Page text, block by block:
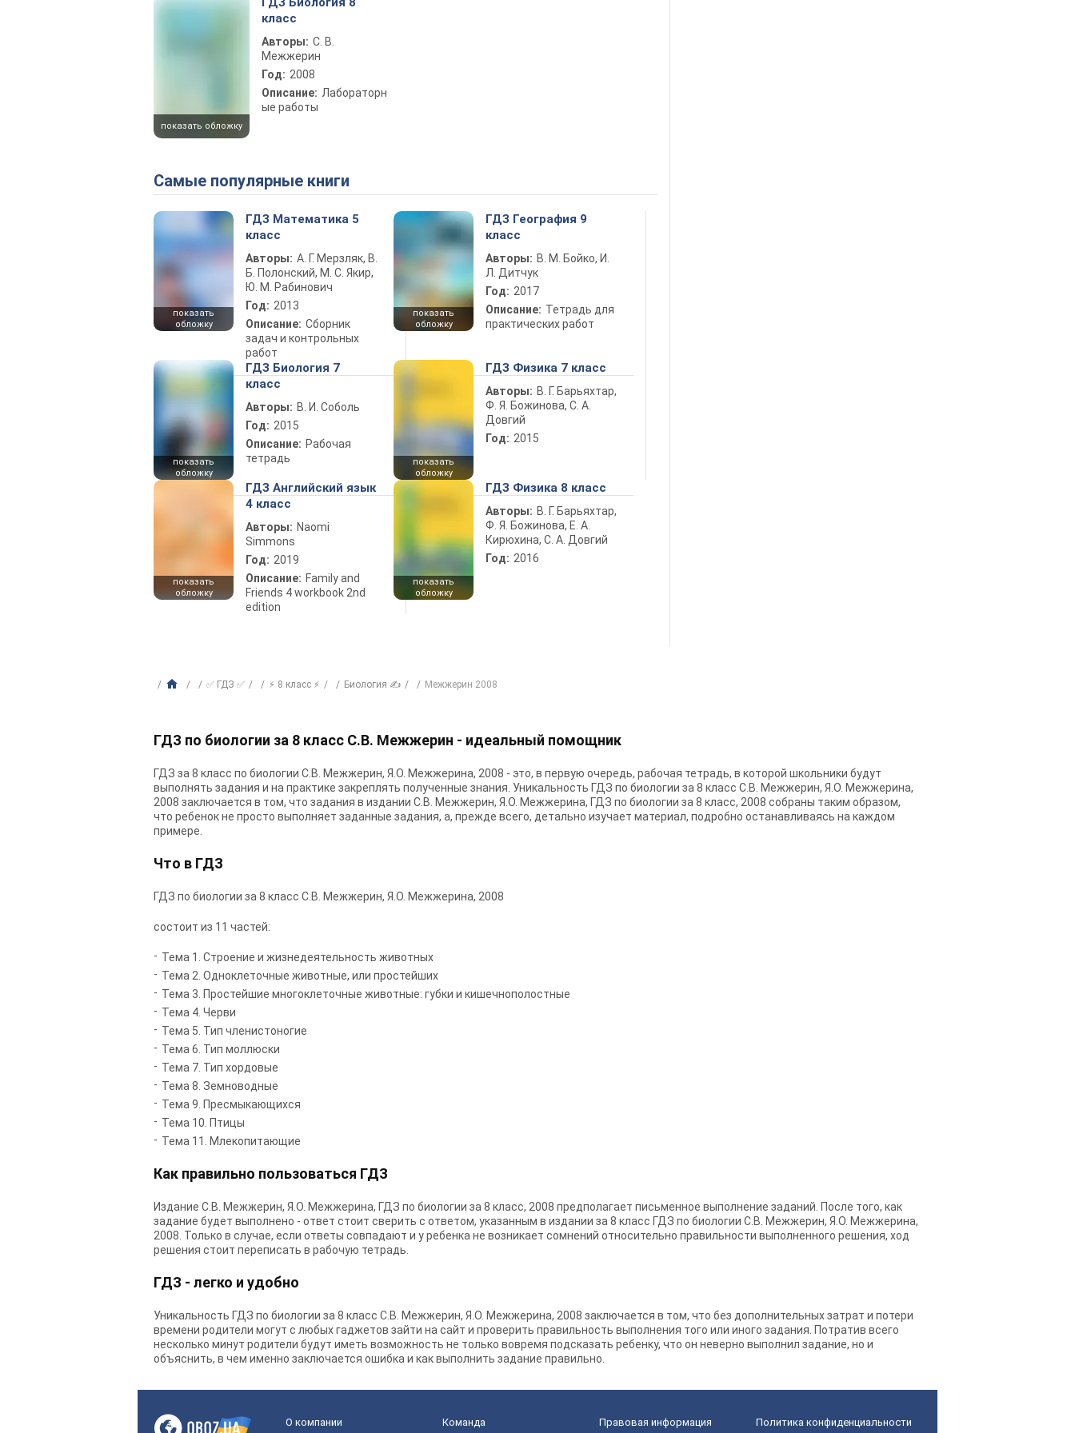
показать обложку
класс
Авторы: С. В.
Межжерин
Год: 2008
Описание: Лабораторн
ые работы
Самые популярные книги
показать
обложку
ГДЗ Математика 5
класс
Авторы: А. Г. Мерзляк, В.
Б. Полонский, М. С. Якир,
Ю. М. Рабинович
Год: 2013
Описание: Сборник
задач и контрольных
работ
показать
обложку
ГДЗ География 9
класс
Авторы: В. М. Бойко, И.
Л. Дитчук
Год: 2017
Описание: Тетрадь для
практических работ
показать
обложку
ГДЗ Биология 7
класс
Авторы: В. И. Соболь
Год: 2015
Описание: Рабочая
тетрадь
показать
обложку
ГДЗ Физика 7 класс
Авторы: В. Г. Барьяхтар,
Ф. Я. Божинова, С. А.
Довгий
Год: 2015
показать
обложку
ГДЗ Английский язык
4 класс
Авторы: Naomi
Simmons
Год: 2019
Описание: Family and
Friends 4 workbook 2nd
edition
показать
обложку
ГДЗ Физика 8 класс
Авторы: В. Г. Барьяхтар,
Ф. Я. Божинова, Е. А.
Кирюхина, С. А. Довгий
Год: 2016
✅ ГДЗ ✅ ⚡ 8 класс ⚡ Биология ✍ Межжерин 2008
ГДЗ по биологии за 8 класс С.В. Межжерин - идеальный помощник
ГДЗ за 8 класс по биологии С.В. Межжерин, Я.О. Межжерина, 2008 - это, в первую очередь, рабочая тетрадь, в которой школьники будут
выполнять задания и на практике закреплять полученные знания. Уникальность ГДЗ по биологии за 8 класс С.В. Межжерин, Я.О. Межжерина,
2008 заключается в том, что задания в издании С.В. Межжерин, Я.О. Межжерина, ГДЗ по биологии за 8 класс, 2008 собраны таким образом,
что ребенок не просто выполняет заданные задания, а, прежде всего, детально изучает материал, подробно останавливаясь на каждом
примере.
Что в ГДЗ
ГДЗ по биологии за 8 класс С.В. Межжерин, Я.О. Межжерина, 2008
состоит из 11 частей:
Тема 1. Строение и жизнедеятельность животных
Тема 2. Одноклеточные животные, или простейших
Тема 3. Простейшие многоклеточные животные: губки и кишечнополостные
Тема 4. Черви
Тема 5. Тип членистоногие
Тема 6. Тип моллюски
Тема 7. Тип хордовые
Тема 8. Земноводные
Тема 9. Пресмыкающихся
Тема 10. Птицы
Тема 11. Млекопитающие
Как правильно пользоваться ГДЗ
Издание С.В. Межжерин, Я.О. Межжерина, ГДЗ по биологии за 8 класс, 2008 предполагает письменное выполнение заданий. После того, как
задание будет выполнено - ответ стоит сверить с ответом, указанным в издании за 8 класс ГДЗ по биологии С.В. Межжерин, Я.О. Межжерина,
2008. Только в случае, если ответы совпадают и у ребенка не возникает сомнений относительно правильности выполненного решения, ход
решения стоит переписать в рабочую тетрадь.
ГДЗ - легко и удобно
Уникальность ГДЗ по биологии за 8 класс С.В. Межжерин, Я.О. Межжерина, 2008 заключается в том, что без дополнительных затрат и потери
времени родители могут с любых гаджетов зайти на сайт и проверить правильность выполнения того или иного задания. Потратив всего
несколько минут родители будут иметь возможность не только вовремя подсказать ребенку, что он неверно выполнил задание, но и
объяснить, в чем именно заключается ошибка и как выполнить задание правильно.
О компании Команда Правовая информация Политика конфиденциальности